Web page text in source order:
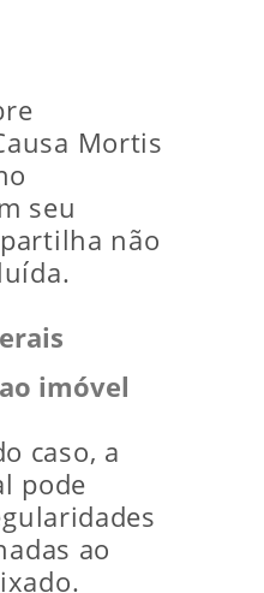
Mortis
seu
não
imóvel
caso, a
pode
ao